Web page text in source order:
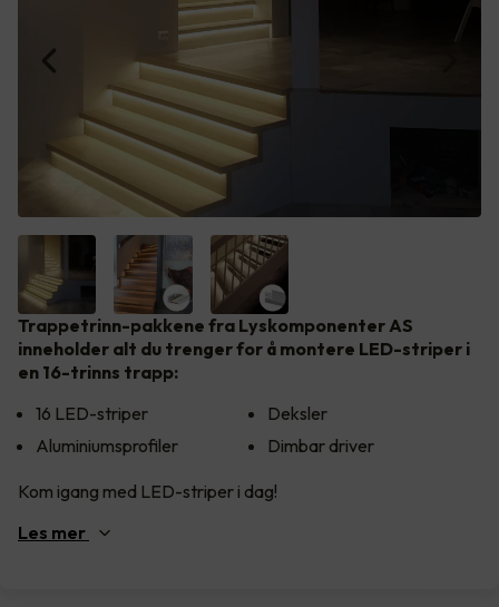
Trappetrinn-pakkene fra Lyskomponenter AS
inneholder alt du trenger for å montere LED-striper i
en 16-trinns trapp:
16 LED-striper
Aluminiumsprofiler
Deksler
Dimbar driver
Kom igang med LED-striper i dag!
Les mer